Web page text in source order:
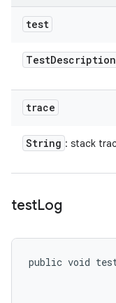
test
TestDescription
trace
String : stack
testLog
public void